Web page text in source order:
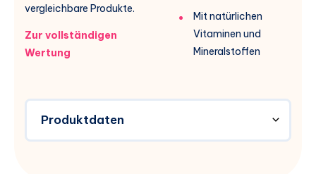
vergleichbare Produkte.
Zur vollständigen
Wertung
Mit natürlichen
Vitaminen und
Mineralstoffen
Produktdaten